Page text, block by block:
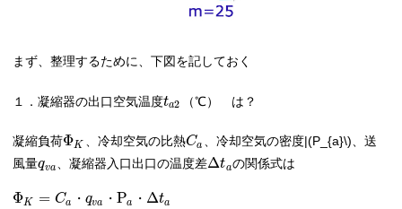
まず、整理するために、下図を記しておく
１．凝縮器の出口空気温度ta2 （℃） は？
凝縮負荷ΦK 、冷却空気の比熱Ca 、冷却空気の密度|(Ρ_{a}\)、送
風量qva、凝縮器入口出口の温度差Δtaの関係式は
ΦK = Ca ・ qva ・ Pa ・ Δta